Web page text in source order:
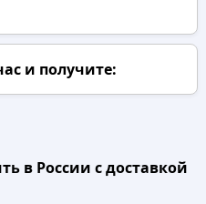
и получите:
в России с доставкой